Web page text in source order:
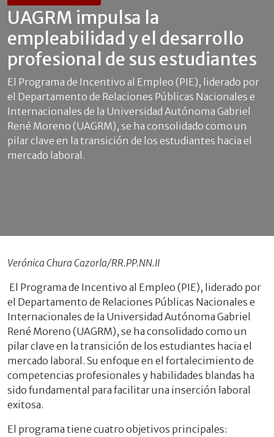
UAGRM impulsa la
empleabilidad y el desarrollo
profesional de sus estudiantes
El Programa de Incentivo al Empleo (PIE), liderado por
el Departamento de Relaciones Públicas Nacionales e
Internacionales de la Universidad Autónoma Gabriel
René Moreno (UAGRM), se ha consolidado como un
pilar clave en la transición de los estudiantes hacia el
mercado laboral.
Verónica Chura Cazorla/RR.PP.NN.II
El Programa de Incentivo al Empleo (PIE), liderado por
el Departamento de Relaciones Públicas Nacionales e
Internacionales de la Universidad Autónoma Gabriel
René Moreno (UAGRM), se ha consolidado como un
pilar clave en la transición de los estudiantes hacia el
mercado laboral. Su enfoque en el fortalecimiento de
competencias profesionales y habilidades blandas ha
sido fundamental para facilitar una inserción laboral
exitosa.
El programa tiene cuatro objetivos principales: